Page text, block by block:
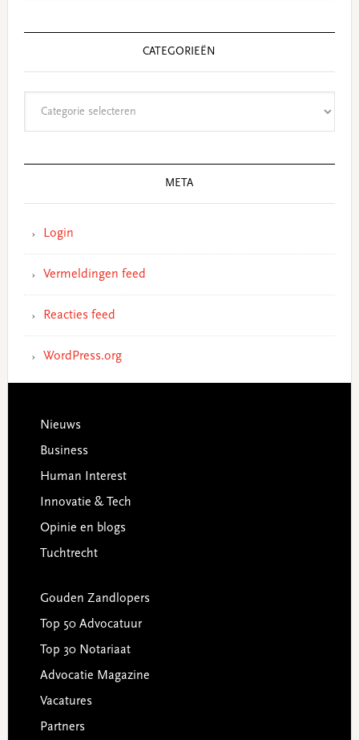
CATEGORIEËN
META
Login
Vermeldingen feed
Reacties feed
WordPress.org
Footer
Nieuws
Business
Human Interest
Innovatie & Tech
Opinie en blogs
Tuchtrecht
Gouden Zandlopers
Top 50 Advocatuur
Top 30 Notariaat
Advocatie Magazine
Vacatures
Partners